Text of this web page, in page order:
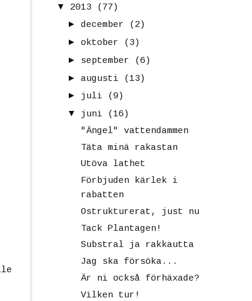
▼
2013
(77)
► december
(2)
► oktober
(3)
► september
(6)
► augusti
(13)
► juli
(9)
▼
juni
(16)
"Ängel" vattendammen
Täta minä rakastan
Utöva lathet
Förbjuden kärlek i
rabatten
Ostrukturerat, just nu
Tack Plantagen!
Substral ja rakkautta
Jag ska försöka...
Är ni också förhäxade?
Vilken tur!